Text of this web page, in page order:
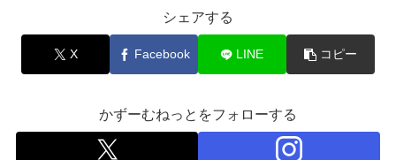
シェアする
X Facebook LINE コピー
かずーむねっとをフォローする